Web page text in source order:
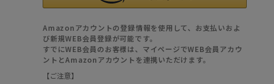
Amazonアカウントの登録情報を使用して、お支払いおよ
び新規WEB会員登録が可能です。
すでにWEB会員のお客様は、マイページでWEB会員アカウ
ントとAmazonアカウントを連携いただけます。
【ご注意】